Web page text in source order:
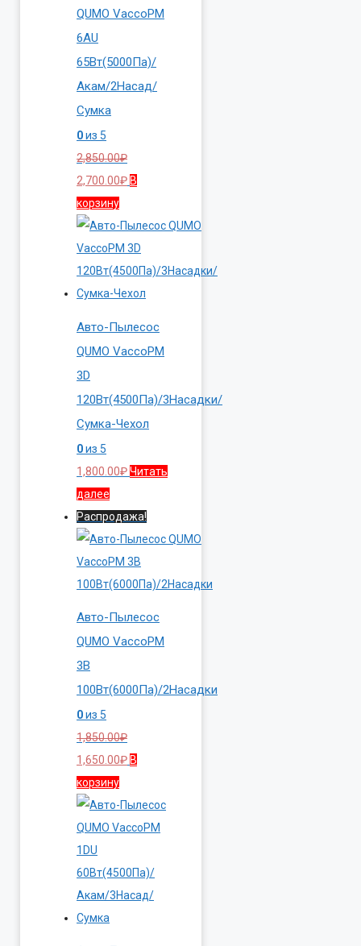
QUMO VaccoPM
6AU
65Вт(5000Па)/
Акам/2Насад/
Сумка
0из 5
2,850.00₽
Первоначальная
цена
составляла
2,850.00₽.
2,700.00₽Текущая
2,700.00₽.
В
корзину
Авто-Пылесос
QUMO VaccoPM
3D
120Вт(4500Па)/3Насадки/
Сумка-Чехол
0из 5
1,800.00₽Читать
далее
Распродажа!
Авто-Пылесос
QUMO VaccoPM
3B
100Вт(6000Па)/2Насадки
0из 5
1,850.00₽
Первоначальная
цена
составляла
1,850.00₽.
1,650.00₽Текущая
1,650.00₽.
В
корзину